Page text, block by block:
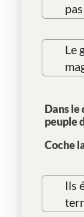
Le
Dans
peuple
Coche
Ils